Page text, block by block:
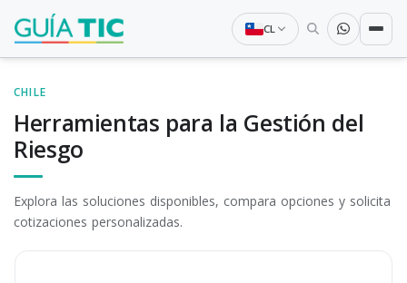
CL
CHILE
Herramientas para la Gestión del
Riesgo
Explora las soluciones disponibles, compara opciones y solicita
cotizaciones personalizadas.